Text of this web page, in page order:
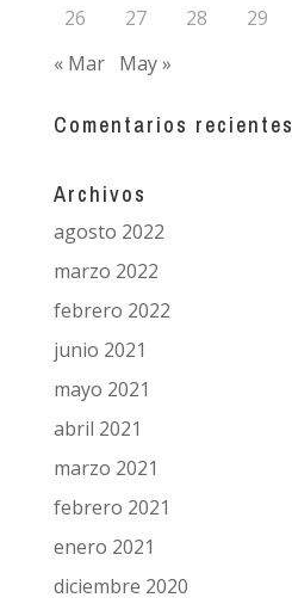
26 27 28 29
« Mar
May »
Comentarios recientes
Archivos
agosto 2022
marzo 2022
febrero 2022
junio 2021
mayo 2021
abril 2021
marzo 2021
febrero 2021
enero 2021
diciembre 2020